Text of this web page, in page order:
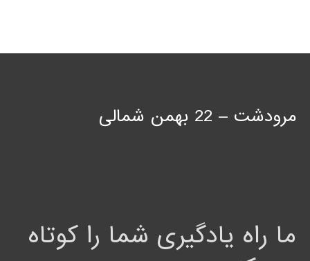
مرودشت – 22 بهمن شمالی
ما راه یادگیری شما را کوتاه